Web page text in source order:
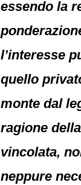
essendo la
l’interesse
quello
monte dal
ragione
vincolata,
neppure